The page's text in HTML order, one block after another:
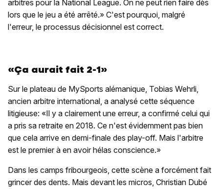
arbitres pour la National League. On ne peut rien faire dès
lors que le jeu a été arrêté.» C'est pourquoi, malgré
l'erreur, le processus décisionnel est correct.
«Ça aurait fait 2-1»
Sur le plateau de MySports alémanique, Tobias Wehrli,
ancien arbitre international, a analysé cette séquence
litigieuse: «Il y a clairement une erreur, a confirmé celui qui
a pris sa retraite en 2018. Ce n'est évidemment pas bien
que cela arrive en demi-finale des play-off. Mais l'arbitre
est le premier à en avoir hélas conscience.»
Dans les camps fribourgeois, cette scène a forcément fait
grincer des dents. Mais devant les micros, Christian Dubé